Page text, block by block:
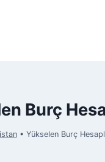
Burç
• Yükselen Burç